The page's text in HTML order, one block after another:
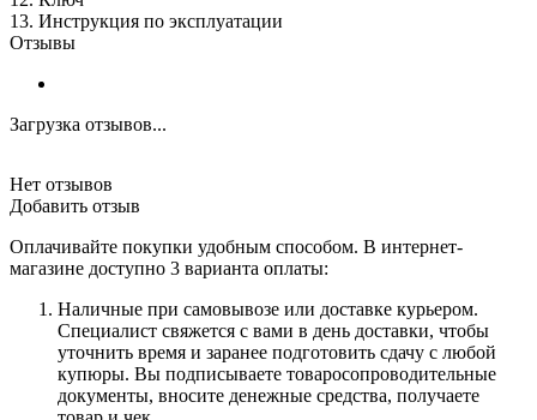
13. Инструкция по эксплуатации
Отзывы
Загрузка отзывов...
Нет отзывов
Добавить отзыв
Оплачивайте покупки удобным способом. В интернет-
магазине доступно 3 варианта оплаты:
Наличные при самовывозе или доставке курьером.
Специалист свяжется с вами в день доставки, чтобы
уточнить время и заранее подготовить сдачу с любой
купюры. Вы подписываете товаросопроводительные
документы, вносите денежные средства, получаете